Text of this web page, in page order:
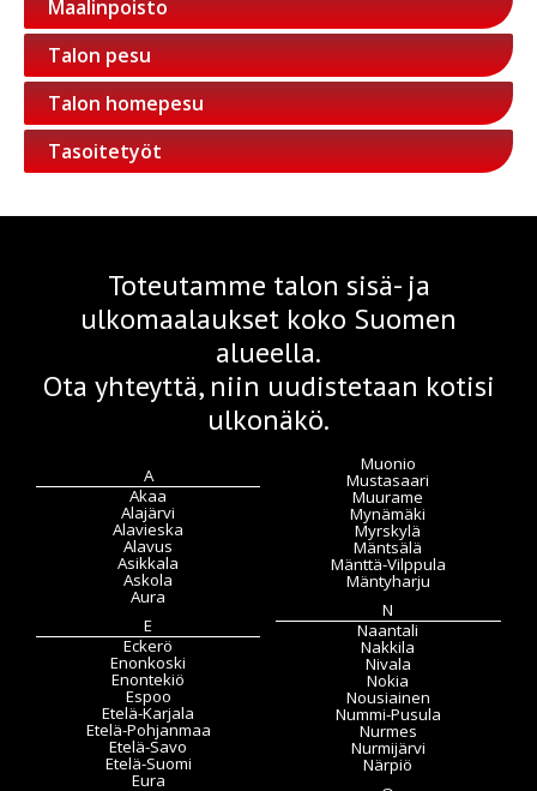
Maalinpoisto
Talon pesu
Talon homepesu
Tasoitetyöt
Toteutamme talon sisä- ja
ulkomaalaukset koko Suomen
alueella.
Ota yhteyttä, niin uudistetaan kotisi
ulkonäkö.
A
Akaa
Alajärvi
Alavieska
Alavus
Asikkala
Askola
Aura
E
Eckerö
Enonkoski
Enontekiö
Espoo
Etelä-Karjala
Etelä-Pohjanmaa
Etelä-Savo
Etelä-Suomi
Eura
Muonio
Mustasaari
Muurame
Mynämäki
Myrskylä
Mäntsälä
Mänttä-Vilppula
Mäntyharju
N
Naantali
Nakkila
Nivala
Nokia
Nousiainen
Nummi-Pusula
Nurmes
Nurmijärvi
Närpiö